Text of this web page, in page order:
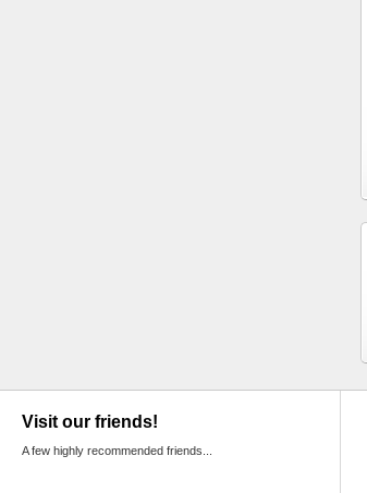
Visit our friends!
A few highly recommended friends...